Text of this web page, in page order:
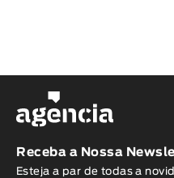
Receba a Nossa
Esteja a par de todas a